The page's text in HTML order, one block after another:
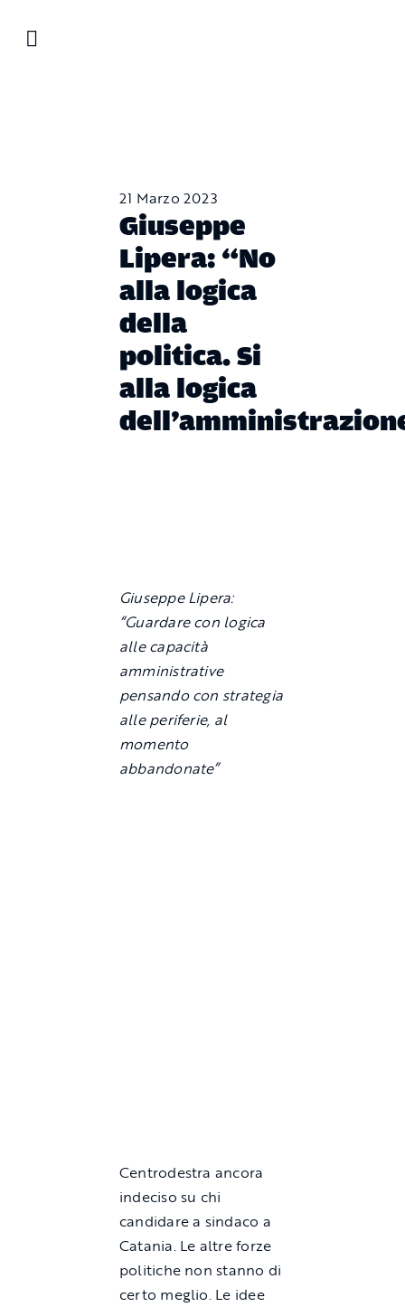
21 Marzo 2023
Giuseppe
Lipera: “No
alla logica
della
politica. Si
alla logica
Giuseppe Lipera:
“Guardare con logica
alle capacità
amministrative
pensando con strategia
alle periferie, al
momento
abbandonate”
Centrodestra ancora
indeciso su chi
candidare a sindaco a
Catania. Le altre forze
politiche non stanno di
certo meglio. Le idee